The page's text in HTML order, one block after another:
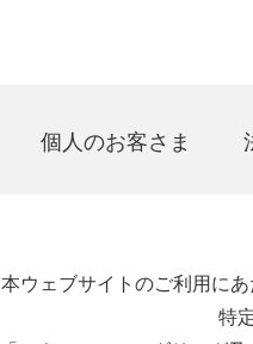
個人のお客さま
本ウェブサイトのご利用に
特